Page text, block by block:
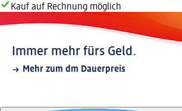
Kauf auf Rechnung möglich
Immer mehr fürs Geld.
Mehr zum dm Dauerpreis